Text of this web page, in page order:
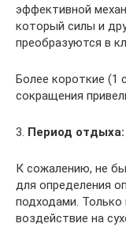
эффективной
который силы и
преобразуются в
Более короткие (1
сокращения
3. Период отдыха:
К сожалению, не
для определения
подходами. Только
воздействие на